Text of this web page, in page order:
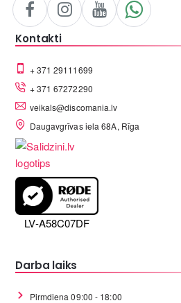
Kontakti
+ 371 29111699
+ 371 67272290
veikals@discomania.lv
Daugavgrīvas iela 68A, Rīga
LV-A58C07DF
Darba laiks
Pirmdiena 09:00 - 18:00